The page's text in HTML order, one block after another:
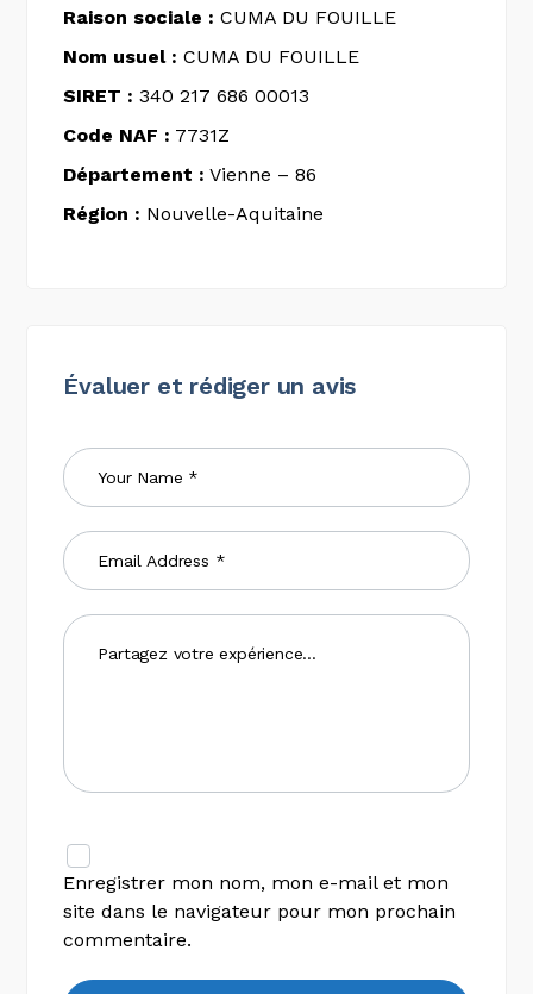
Raison sociale : CUMA DU FOUILLE
Nom usuel : CUMA DU FOUILLE
SIRET : 340 217 686 00013
Code NAF : 7731Z
Département : Vienne – 86
Région : Nouvelle-Aquitaine
Évaluer et rédiger un avis
Enregistrer mon nom, mon e-mail et mon
site dans le navigateur pour mon prochain
commentaire.